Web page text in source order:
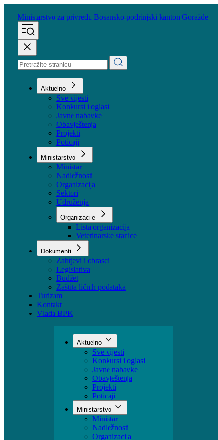
Ministarstvo za privredu
Aktuelno
Sve vijesti
Konkursi i oglasi
Javne nabavke
Obavještenja
Projekti
Poticaji
Ministarstvo
Ministar
Nadležnosti
Sektori
Udruženja
Organizacije
Lista organizacija
Veterinarske stanice
Dokumenti
Zahtjevi i obrasci
Legislativa
Budžet
Zaštita ličnih podataka
Vlada BPK
Aktuelno
Sve vijesti
Konkursi i oglasi
Javne nabavke
Obavještenja
Projekti
Poticaji
Ministarstvo